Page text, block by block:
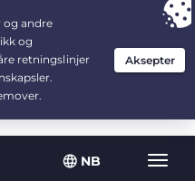
NB
Vis/
years at $